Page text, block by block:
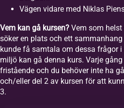
Vägen vidare med Niklas
Vem kan gå kursen? Vem som helst
söker en plats och ett
kunde få samtala om dessa frågor i
miljö kan gå denna kurs. Varje gång
fristående och du behöver inte ha
och/eller del 2 av kursen för att
3.